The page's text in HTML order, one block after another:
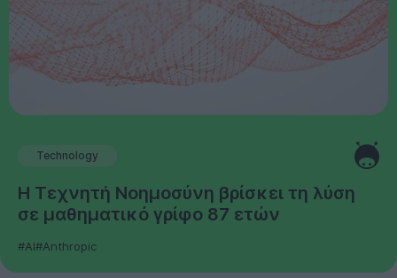
Technology
Η Τεχνητή Νοημοσύνη βρίσκει τη λύση
σε μαθηματικό γρίφο 87 ετών
#AI#Anthropic